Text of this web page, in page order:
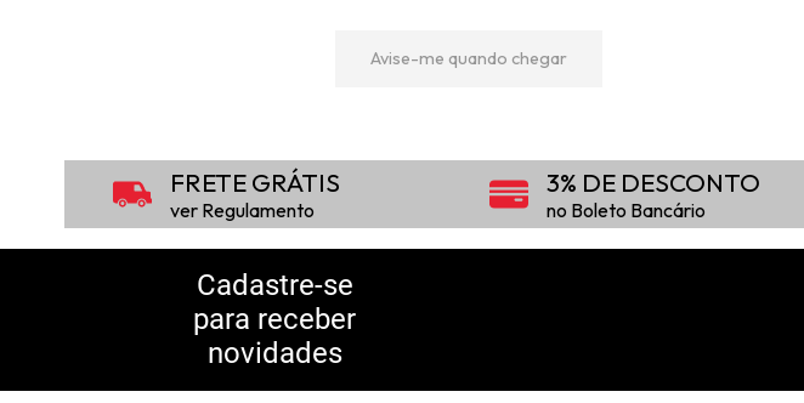
Avise-me quando chegar
FRETE GRÁTIS
ver Regulamento
3% DE DESCONTO
no Boleto Bancário
Cadastre-se
para receber
novidades